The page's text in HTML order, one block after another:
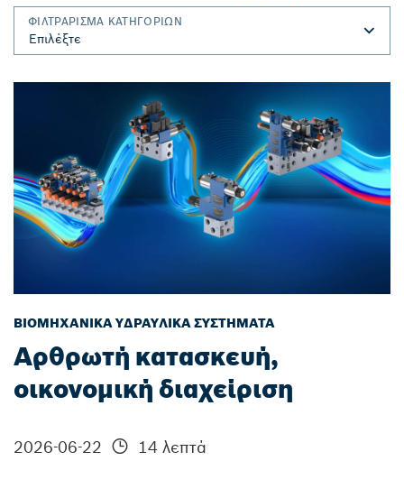
ΦΙΛΤΡΑΡΙΣΜΑ ΚΑΤΗΓΟΡΙΩΝ
ΒΙΟΜΗΧΑΝΙΚΆ ΥΔΡΑΥΛΙΚΆ ΣΥΣΤΉΜΑΤΑ
Αρθρωτή κατασκευή,
οικονομική διαχείριση
2026-06-22 14 λεπτά